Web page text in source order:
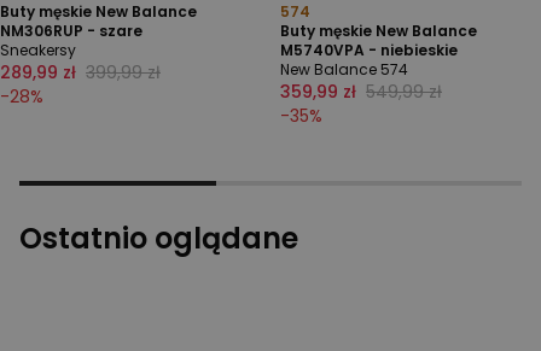
Buty męskie New Balance
NM306RUP - szare
Sneakersy
289,99 zł 399,99 zł
-28%
574
Buty męskie New Balance
M5740VPA - niebieskie
New Balance 574
359,99 zł 549,99 zł
-35%
Ostatnio oglądane